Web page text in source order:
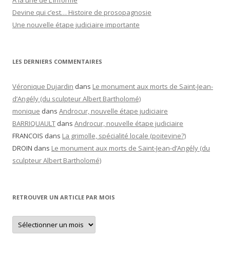
Devine qui c’est… Histoire de prosopagnosie
Une nouvelle étape judiciaire importante
LES DERNIERS COMMENTAIRES
Véronique Dujardin dans Le monument aux morts de Saint-Jean-
d’Angély (du sculpteur Albert Bartholomé)
monique dans Androcur, nouvelle étape judiciaire
BARRIQUAULT dans Androcur, nouvelle étape judiciaire
FRANCOIS dans La grimolle, spécialité locale (poitevine?)
DROIN dans Le monument aux morts de Saint-Jean-d’Angély (du
sculpteur Albert Bartholomé)
RETROUVER UN ARTICLE PAR MOIS
Retrouver
un
article